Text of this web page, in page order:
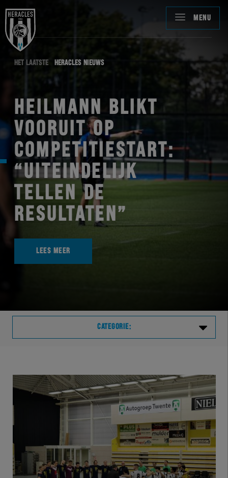
MENU
HET LAATSTE HERACLES NIEUWS
HEILMANN BLIKT
VOORUIT OP
COMPETITIESTART:
“UITEINDELIJK
TELLEN DE
RESULTATEN”
LEES MEER
CATEGORIE:
VVVHER
HEREXC